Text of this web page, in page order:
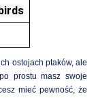
ostojach ptaków, ale
prostu masz swoje
mieć pewność, że